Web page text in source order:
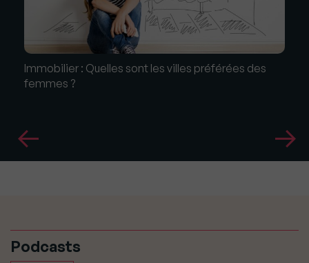
Immobilier : Quelles sont les villes préférées des
femmes ?
Podcasts